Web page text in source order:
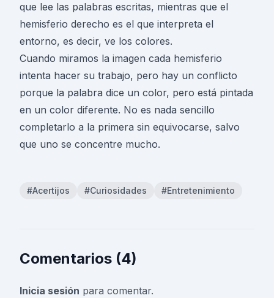
que lee las palabras escritas, mientras que el
hemisferio derecho es el que interpreta el
entorno, es decir, ve los colores.
Cuando miramos la imagen cada hemisferio
intenta hacer su trabajo, pero hay un conflicto
porque la palabra dice un color, pero está pintada
en un color diferente. No es nada sencillo
completarlo a la primera sin equivocarse, salvo
que uno se concentre mucho.
#Acertijos #Curiosidades #Entretenimiento
Comentarios (4)
Inicia sesión para comentar.